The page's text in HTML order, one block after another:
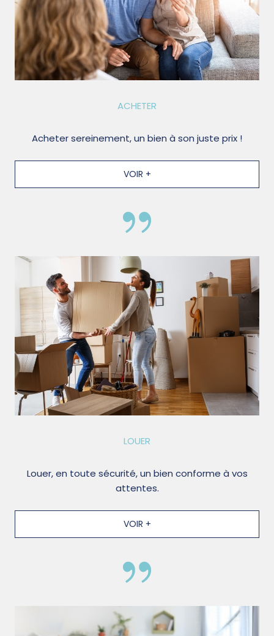
ACHETER
Acheter sereinement, un bien à son juste prix !
VOIR +
LOUER
Louer, en toute sécurité, un bien conforme à vos
attentes.
VOIR +